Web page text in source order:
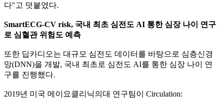
다"고 덧붙였다.
SmartECG-CV risk, 국내 최초 심전도 AI 통한 심장 나이 연구
로 심혈관 위험도 예측
또한 딥카디오는 대규모 심전도 데이터를 바탕으로 심층신경
망(DNN)을 개발, 국내 최초로 심전도 AI를 통한 심장 나이 연
구를 진행했다.
2019년 미국 메이요클리닉의대 연구팀이 Circulation: